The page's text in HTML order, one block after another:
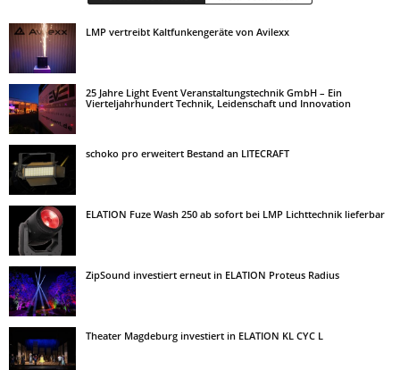
LMP vertreibt Kaltfunkengeräte von Avilexx
25 Jahre Light Event Veranstaltungstechnik GmbH – Ein
Vierteljahrhundert Technik, Leidenschaft und Innovation
schoko pro erweitert Bestand an LITECRAFT
ELATION Fuze Wash 250 ab sofort bei LMP Lichttechnik lieferbar
ZipSound investiert erneut in ELATION Proteus Radius
Theater Magdeburg investiert in ELATION KL CYC L